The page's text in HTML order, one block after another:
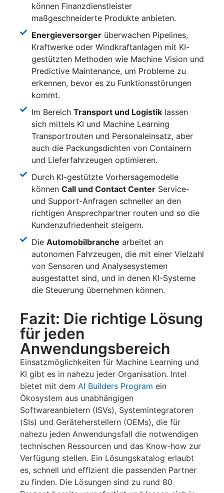
können Finanzdienstleister
maßgeschneiderte Produkte anbieten.
Energieversorgerüberwachen Pipelines,
Kraftwerke oder Windkraftanlagen mit KI-
gestützten Methoden wie Machine Vision und
Predictive Maintenance, um Probleme zu
erkennen, bevor es zu Funktionsstörungen
kommt.
Im Bereich Transport und Logistiklassen
sich mittels KI und Machine Learning
Transportrouten und Personaleinsatz, aber
auch die Packungsdichten von Containern
und Lieferfahrzeugen optimieren.
Durch KI-gestützte Vorhersagemodelle
können Call und Contact CenterService-
und Support-Anfragen schneller an den
richtigen Ansprechpartner routen und so die
Kundenzufriedenheit steigern.
Die Automobilbranche arbeitet an
autonomen Fahrzeugen, die mit einer Vielzahl
von Sensoren und Analysesystemen
ausgestattet sind, und in denen KI-Systeme
die Steuerung übernehmen können.
Fazit: Die richtige Lösung
für jeden
Anwendungsbereich
Einsatzmöglichkeiten für Machine Learning und
KI gibt es in nahezu jeder Organisation. Intel
bietet mit dem AI Builders Program ein
Ökosystem aus unabhängigen
Softwareanbietern (ISVs), Systemintegratoren
(SIs) und Geräteherstellern (OEMs), die für
nahezu jeden Anwendungsfall die notwendigen
technischen Ressourcen und das Know-how zur
Verfügung stellen. Ein Lösungskatalog erlaubt
es, schnell und effizient die passenden Partner
zu finden. Die Lösungen sind zu rund 80